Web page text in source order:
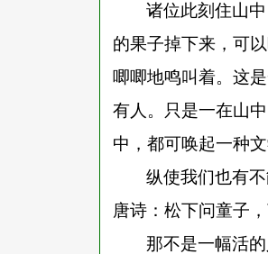
诸位此刻住山
的果子掉下来，可以
唧唧地鸣叫着。这
有人。只是一在山
中，都可唤起一种
纵使我们也有
唐诗 ： 松下问童子
那不是一幅活